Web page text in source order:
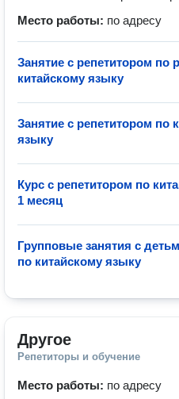
Место работы: по адресу
Занятие с репетитором по
китайскому языку
Занятие с репетитором по
языку
Курс с репетитором по
1 месяц
Групповые занятия с
по китайскому языку
Другое
Репетиторы и обучение
Место работы: по адресу